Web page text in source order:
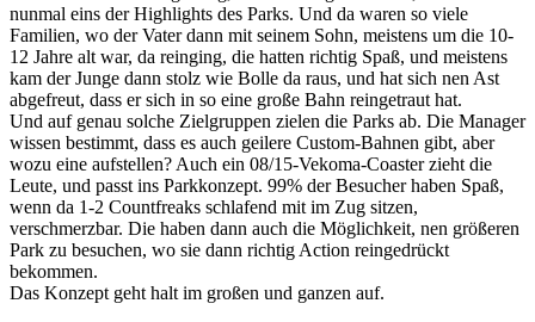
nunmal eins der Highlights des Parks. Und da waren so viele
Familien, wo der Vater dann mit seinem Sohn, meistens um die 10-
12 Jahre alt war, da reinging, die hatten richtig Spaß, und meistens
kam der Junge dann stolz wie Bolle da raus, und hat sich nen Ast
abgefreut, dass er sich in so eine große Bahn reingetraut hat.
Und auf genau solche Zielgruppen zielen die Parks ab. Die Manager
wissen bestimmt, dass es auch geilere Custom-Bahnen gibt, aber
wozu eine aufstellen? Auch ein 08/15-Vekoma-Coaster zieht die
Leute, und passt ins Parkkonzept. 99% der Besucher haben Spaß,
wenn da 1-2 Countfreaks schlafend mit im Zug sitzen,
verschmerzbar. Die haben dann auch die Möglichkeit, nen größeren
Park zu besuchen, wo sie dann richtig Action reingedrückt
bekommen.
Das Konzept geht halt im großen und ganzen auf.